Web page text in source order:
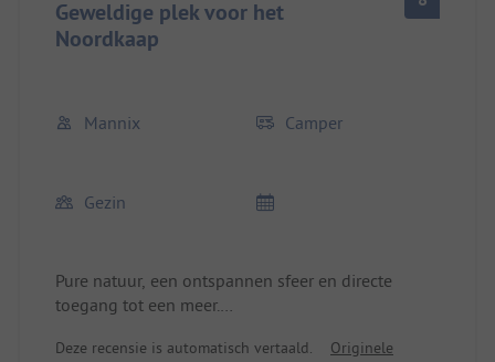
Geweldige plek voor het
Noordkaap
Mannix Camper
Gezin
Pure natuur, een ontspannen sfeer en directe
toegang tot een meer.
helder meer. De omgeving is uitstekend geschikt
Deze recensie is automatisch vertaald.
Originele